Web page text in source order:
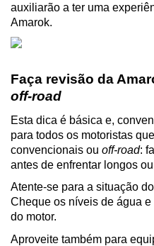
auxiliarão a ter uma
Amarok.
off-road
Esta dica é básica e,
para todos os motoristas
convencionais ou off-road:
antes de enfrentar longos
Atente-se para a situação
Cheque os níveis de água
do motor.
Aproveite também para